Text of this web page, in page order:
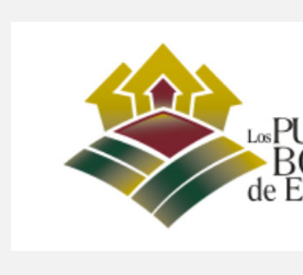
Quintà Culroja